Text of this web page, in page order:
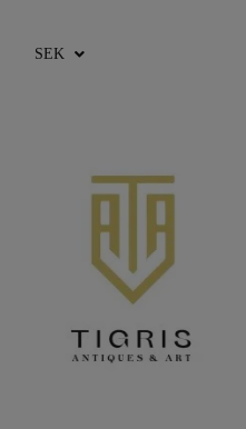
SEK